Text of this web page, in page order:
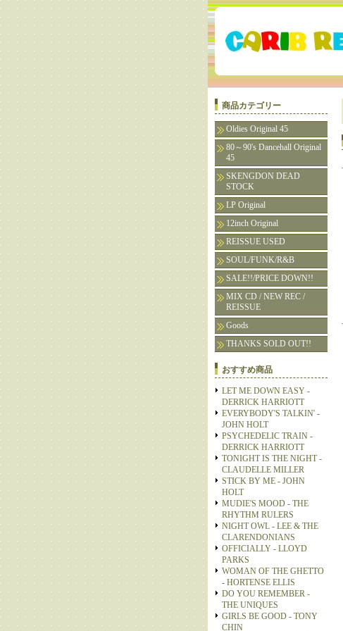
商品カテゴリー
Oldies Original 45
80～90's Dancehall Original
45
SKENGDON DEAD
STOCK
LP Original
12inch Original
REISSUE USED
SOUL/FUNK/R&B
SALE!!/PRICE DOWN!!
MIX CD / NEW REC /
REISSUE
Goods
THANKS SOLD OUT!!
おすすめ商品
LET ME DOWN EASY -
DERRICK HARRIOTT
EVERYBODY'S TALKIN' -
JOHN HOLT
PSYCHEDELIC TRAIN -
DERRICK HARRIOTT
TONIGHT IS THE NIGHT -
CLAUDELLE MILLER
STICK BY ME - JOHN
HOLT
MUDIE'S MOOD - THE
RHYTHM RULERS
NIGHT OWL - LEE & THE
CLARENDONIANS
OFFICIALLY - LLOYD
PARKS
WOMAN OF THE GHETTO
- HORTENSE ELLIS
DO YOU REMEMBER -
THE UNIQUES
GIRLS BE GOOD - TONY
CHIN